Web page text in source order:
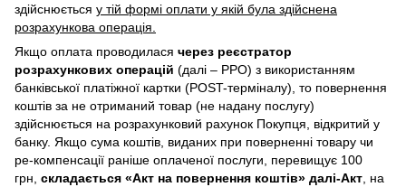
здійснюється у тій формі оплати у якій була здійснена
розрахункова операція.
Якщо оплата проводилася через реєстратор
розрахункових операцій (далі – РРО) з використанням
банківської платіжної картки (POST-терміналу), то повернення
коштів за не отриманий товар (не надану послугу)
здійснюється на розрахунковий рахунок Покупця, відкритий у
банку. Якщо сума коштів, виданих при поверненні товару чи
ре-компенсації раніше оплаченої послуги, перевищує 100
грн, складається «Акт на повернення коштів» далі-Акт, на